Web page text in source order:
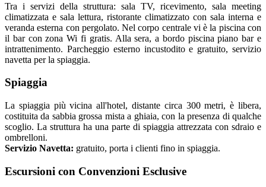
Tra i servizi della struttura: sala TV, ricevimento, sala meeting
climatizzata e sala lettura, ristorante climatizzato con sala interna e
veranda esterna con pergolato. Nel corpo centrale vi è la piscina con
il bar con zona Wi fi gratis. Alla sera, a bordo piscina piano bar e
intrattenimento. Parcheggio esterno incustodito e gratuito, servizio
navetta per la spiaggia.
Spiaggia
La spiaggia più vicina all'hotel, distante circa 300 metri, è libera,
costituita da sabbia grossa mista a ghiaia, con la presenza di qualche
scoglio. La struttura ha una parte di spiaggia attrezzata con sdraio e
ombrelloni.
Servizio Navetta: gratuito, porta i clienti fino in spiaggia.
Escursioni con Convenzioni Esclusive